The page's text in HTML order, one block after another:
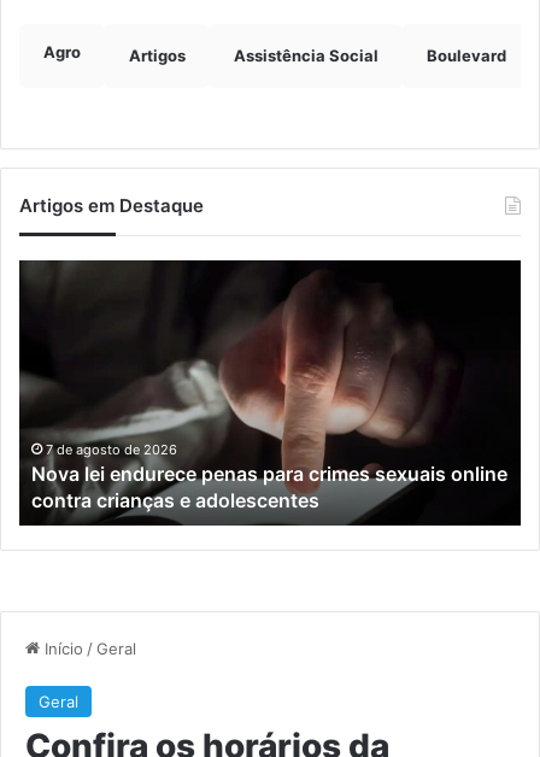
Agro Artigos Assistência Social Boulevard
Artigos em Destaque
para
crimes
sexuais
online
contra
crianças
e
adolescentes
7 de agosto de 2026
Nova lei endurece penas para crimes sexuais online
contra crianças e adolescentes